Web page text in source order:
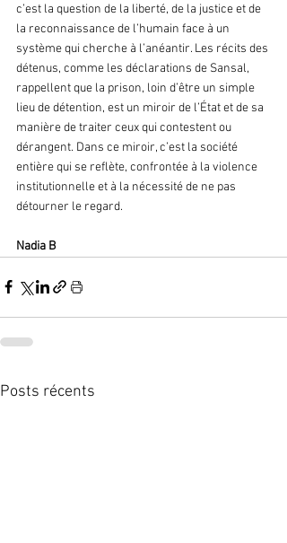
c’est la question de la liberté, de la justice et de
la reconnaissance de l’humain face à un
système qui cherche à l’anéantir. Les récits des
détenus, comme les déclarations de Sansal,
rappellent que la prison, loin d’être un simple
lieu de détention, est un miroir de l’État et de sa
manière de traiter ceux qui contestent ou
dérangent. Dans ce miroir, c’est la société
entière qui se reflète, confrontée à la violence
institutionnelle et à la nécessité de ne pas
détourner le regard.
Nadia B
Posts récents